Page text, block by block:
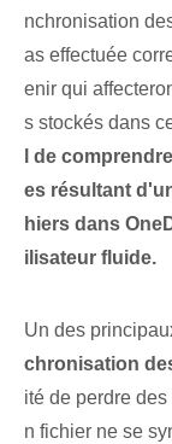
nchronisation
as effectuée
enir qui
s stockés dans
l de
es résultant
hiers dans
ilisateur fluide.
Un des
chronisation
ité⁢ de perdre
n fichier ne se